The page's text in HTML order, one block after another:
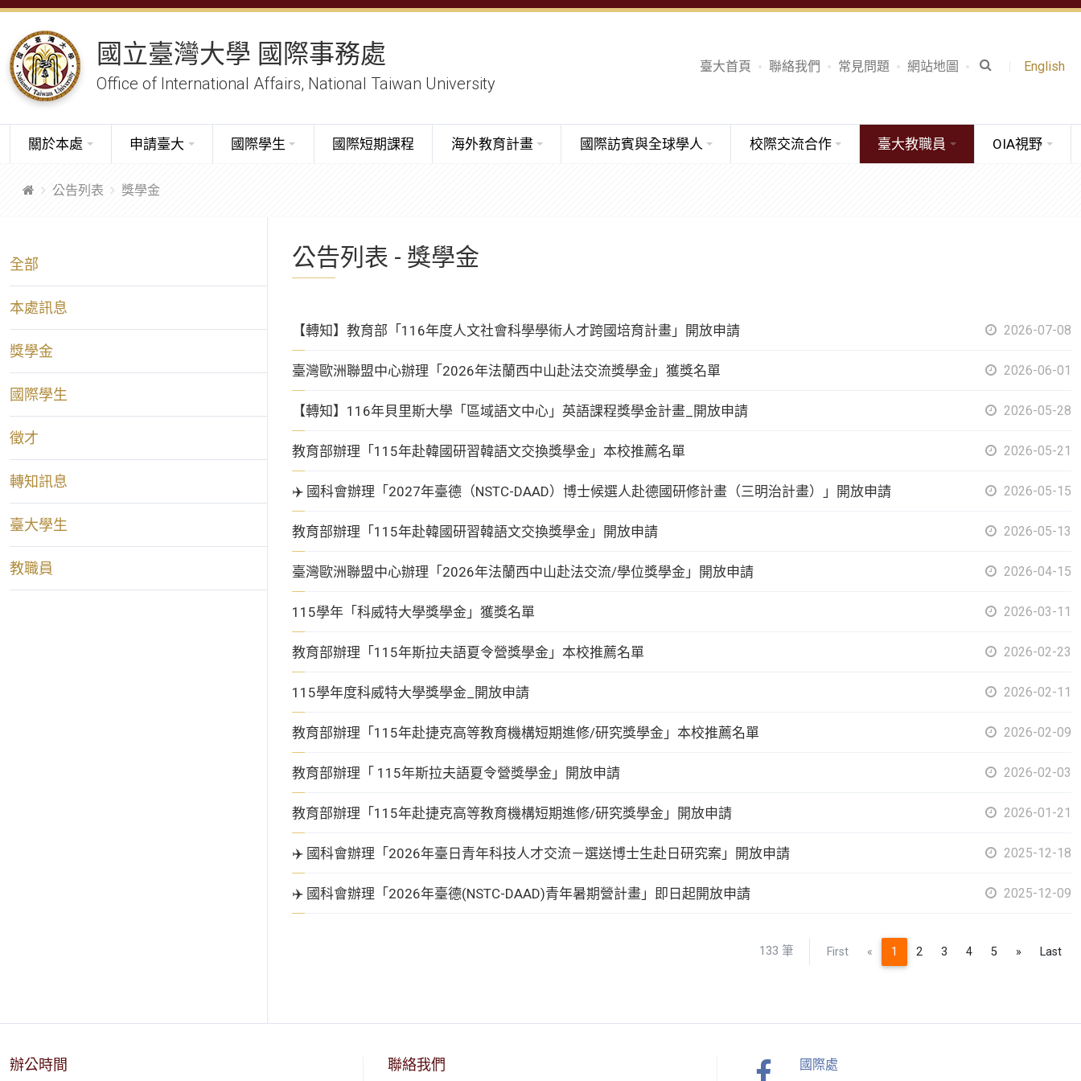
國立臺灣大學 國際事務處
Office of International Affairs, National Taiwan University
臺大首頁 聯絡我們 常見問題 網站地圖 English
關於本處 申請臺大 國際學生 國際短期課程 海外教育計畫 國際訪賓與全球學人 校際交流合作 臺大教職員 OIA視野
公告列表 獎學金
全部
本處訊息
獎學金
國際學生
徵才
轉知訊息
臺大學生
教職員
公告列表 - 獎學金
【轉知】教育部「116年度人文社會科學學術人才跨國培育計畫」開放申請 2026-07-08
臺灣歐洲聯盟中心辦理「2026年法蘭西中山赴法交流獎學金」獲獎名單 2026-06-01
【轉知】116年貝里斯大學「區域語文中心」英語課程獎學金計畫_開放申請 2026-05-28
教育部辦理「115年赴韓國研習韓語文交換獎學金」本校推薦名單 2026-05-21
✈️ 國科會辦理「2027年臺德（NSTC-DAAD）博士候選人赴德國研修計畫（三明治計畫）」開放申請 2026-05-15
教育部辦理「115年赴韓國研習韓語文交換獎學金」開放申請 2026-05-13
臺灣歐洲聯盟中心辦理「2026年法蘭西中山赴法交流/學位獎學金」開放申請 2026-04-15
115學年「科威特大學獎學金」獲獎名單 2026-03-11
教育部辦理「115年斯拉夫語夏令營獎學金」本校推薦名單 2026-02-23
115學年度科威特大學獎學金_開放申請 2026-02-11
教育部辦理「115年赴捷克高等教育機構短期進修/研究獎學金」本校推薦名單 2026-02-09
教育部辦理「 115年斯拉夫語夏令營獎學金」開放申請 2026-02-03
教育部辦理「115年赴捷克高等教育機構短期進修/研究獎學金」開放申請 2026-01-21
✈️ 國科會辦理「2026年臺日青年科技人才交流－選送博士生赴日研究案」開放申請 2025-12-18
✈️ 國科會辦理「2026年臺德(NSTC-DAAD)青年暑期營計畫」即日起開放申請 2025-12-09
133 筆 First «Previous
1 2 3 4 5 »NextLast
辦公時間 聯絡我們 國際處